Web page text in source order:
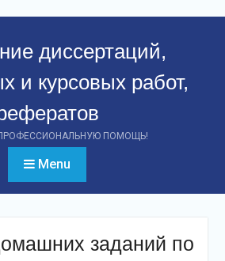
диссертаций,
и курсовых работ,
ПОМОЩЬ!
Menu
заданий по